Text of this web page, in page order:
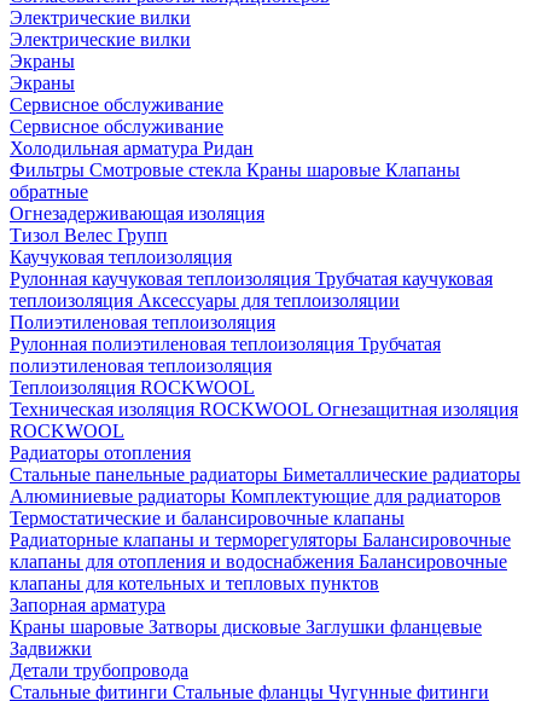
Электрические вилки
Электрические вилки
Экраны
Экраны
Сервисное обслуживание
Сервисное обслуживание
Холодильная арматура Ридан
Фильтры Смотровые стекла Краны шаровые Клапаны
обратные
Огнезадерживающая изоляция
Тизол Велес Групп
Каучуковая теплоизоляция
Рулонная каучуковая теплоизоляция Трубчатая каучуковая
теплоизоляция Аксессуары для теплоизоляции
Полиэтиленовая теплоизоляция
Рулонная полиэтиленовая теплоизоляция Трубчатая
полиэтиленовая теплоизоляция
Теплоизоляция ROCKWOOL
Техническая изоляция ROCKWOOL Огнезащитная изоляция
ROCKWOOL
Радиаторы отопления
Стальные панельные радиаторы Биметаллические радиаторы
Алюминиевые радиаторы Комплектующие для радиаторов
Термостатические и балансировочные клапаны
Радиаторные клапаны и терморегуляторы Балансировочные
клапаны для отопления и водоснабжения Балансировочные
клапаны для котельных и тепловых пунктов
Запорная арматура
Краны шаровые Затворы дисковые Заглушки фланцевые
Задвижки
Детали трубопровода
Стальные фитинги Стальные фланцы Чугунные фитинги